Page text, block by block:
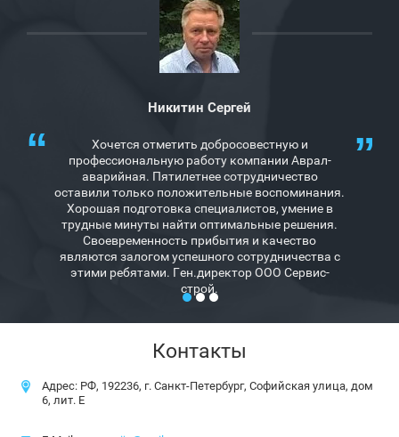
Никитин Сергей
Хочется отметить добросовестную и
профессиональную работу компании Аврал-
аварийная. Пятилетнее сотрудничество
оставили только положительные воспоминания.
Хорошая подготовка специалистов, умение в
трудные минуты найти оптимальные решения.
Своевременность прибытия и качество
являются залогом успешного сотрудничества с
этими ребятами. Ген.директор ООО Сервис-
строй.
Контакты
Адрес: РФ, 192236, г. Санкт-Петербург, Софийская улица, дом
6, лит. Е